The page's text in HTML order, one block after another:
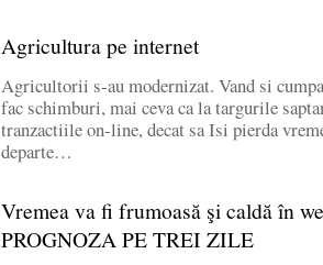
Agricultura pe internet
Agricultorii s-au modernizat. Vand si
fac schimburi, mai ceva ca la targurile
tranzactiile on-line, decat sa Isi pierda
departe…
Vremea va fi frumoasă şi caldă în
PROGNOZA PE TREI ZILE